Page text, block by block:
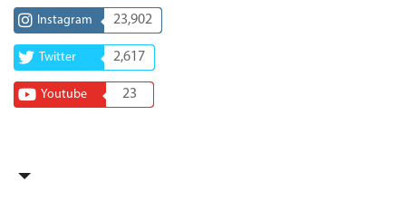
Instagram 23,902
Twitter 2,617
Youtube 23